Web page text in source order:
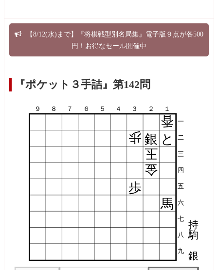
【8/12(水)まで】『将棋戦型別名局集』電子版９点が各500
円！お得なセール開催中
『ポケット３手詰』第142問
９
一
８
二
７
三
６
四
５
五
４
六
３
七
２
八
１
九
香
歩 銀 と
玉
金
歩
馬
銀
駒
持